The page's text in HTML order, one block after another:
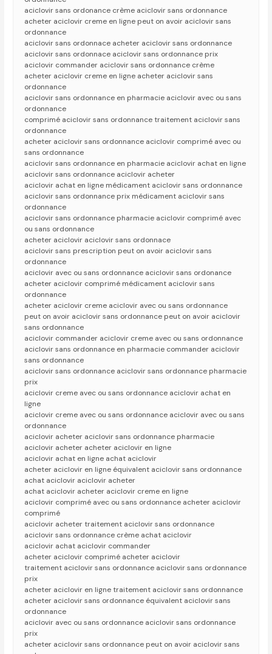
aciclovir sans ordonance crème aciclovir sans ordonnance
acheter aciclovir creme en ligne peut on avoir aciclovir sans
ordonnance
aciclovir sans ordonnace acheter aciclovir sans ordonnance
aciclovir sans ordonnace aciclovir sans ordonnance prix
aciclovir commander aciclovir sans ordonnance crème
acheter aciclovir creme en ligne acheter aciclovir sans
ordonnance
aciclovir sans ordonnance en pharmacie aciclovir avec ou sans
ordonnance
comprimé aciclovir sans ordonnance traitement aciclovir sans
ordonnance
acheter aciclovir sans ordonnance aciclovir comprimé avec ou
sans ordonnance
aciclovir sans ordonnance en pharmacie aciclovir achat en ligne
aciclovir sans ordonnance aciclovir acheter
aciclovir achat en ligne médicament aciclovir sans ordonnance
aciclovir sans ordonnance prix médicament aciclovir sans
ordonnance
aciclovir sans ordonnance pharmacie aciclovir comprimé avec
ou sans ordonnance
acheter aciclovir aciclovir sans ordonnace
aciclovir sans prescription peut on avoir aciclovir sans
ordonnance
aciclovir avec ou sans ordonnance aciclovir sans ordonance
acheter aciclovir comprimé médicament aciclovir sans
ordonnance
acheter aciclovir creme aciclovir avec ou sans ordonnance
peut on avoir aciclovir sans ordonnance peut on avoir aciclovir
sans ordonnance
aciclovir commander aciclovir creme avec ou sans ordonnance
aciclovir sans ordonnance en pharmacie commander aciclovir
sans ordonnance
aciclovir sans ordonnance aciclovir sans ordonnance pharmacie
prix
aciclovir creme avec ou sans ordonnance aciclovir achat en
ligne
aciclovir creme avec ou sans ordonnance aciclovir avec ou sans
ordonnance
aciclovir acheter aciclovir sans ordonnance pharmacie
aciclovir acheter acheter aciclovir en ligne
aciclovir achat en ligne achat aciclovir
acheter aciclovir en ligne équivalent aciclovir sans ordonnance
achat aciclovir aciclovir acheter
achat aciclovir acheter aciclovir creme en ligne
aciclovir comprimé avec ou sans ordonnance acheter aciclovir
comprimé
aciclovir acheter traitement aciclovir sans ordonnance
aciclovir sans ordonnance crème achat aciclovir
aciclovir achat aciclovir commander
acheter aciclovir comprimé acheter aciclovir
traitement aciclovir sans ordonnance aciclovir sans ordonnance
prix
acheter aciclovir en ligne traitement aciclovir sans ordonnance
acheter aciclovir sans ordonnance équivalent aciclovir sans
ordonnance
aciclovir avec ou sans ordonnance aciclovir sans ordonnance
prix
acheter aciclovir sans ordonnance peut on avoir aciclovir sans